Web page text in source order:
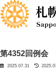
コ
ン
テ
ン
ス
キ
ッ
ナ
ビ
ゲ
ー
ン
に
移
第4352回例会
2025.07.31
最
終